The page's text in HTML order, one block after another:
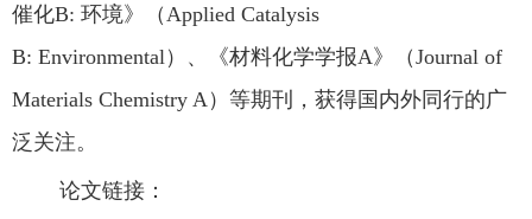
催化B: 环境》（ Applied Catalysis
B: Environmental） 、 《材料化学学报A》 （Journal of
Materials Chemistry A）等期刊，获得国内外同行的广
泛关注。
论文链接：